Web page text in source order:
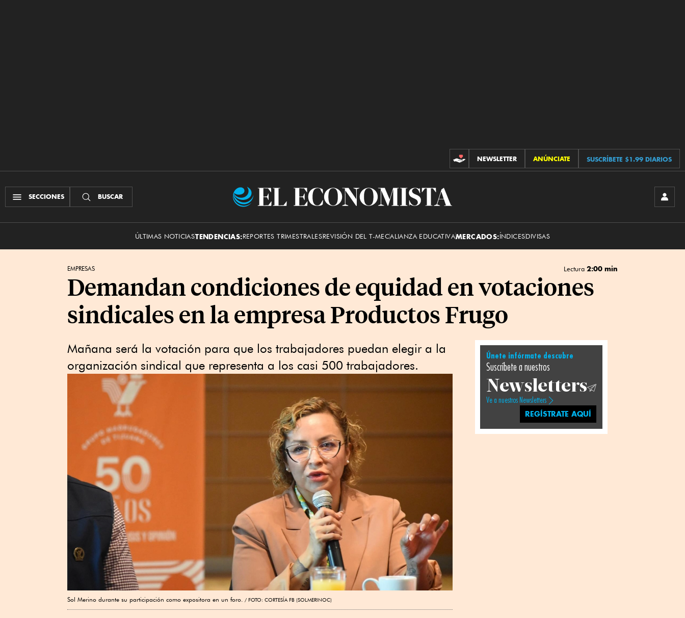
CONTRIBUCIONES
NEWSLETTER ANÚNCIATE SUSCRÍBETE $1.99 DIARIOS
SECCIONES BUSCAR
El
ÚLTIMAS NOTICIASTENDENCIAS:REPORTES TRIMESTRALESREVISIÓN DEL T-MECALIANZA EDUCATIVAMERCADOS:ÍNDICESDIVISAS
EMPRESAS Lectura 2:00 min
Demandan condiciones de equidad en votaciones
sindicales en la empresa Productos Frugo
Mañana será la votación para que los trabajadores puedan elegir a la
organización sindical que representa a los casi 500 trabajadores.
Sol Merino durante su participación como expositora en un foro. FOTO: CORTESÍA FB (SOLMERINOC)
Únete infórmate descubre
Suscríbete a nuestros
Newsletters
Ve a nuestros Newsletters
REGÍSTRATE AQUÍ